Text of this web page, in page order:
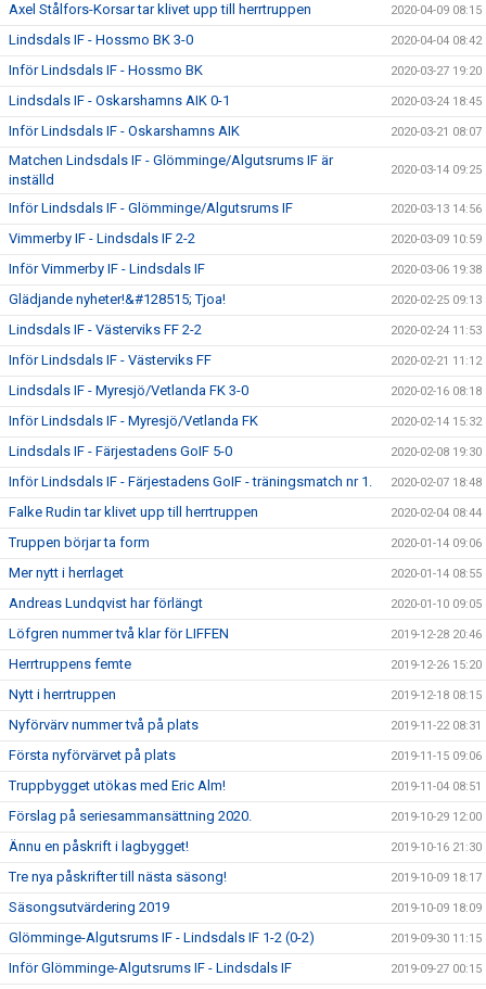
Axel Stålfors-Korsar tar klivet upp till herrtruppen 2020-04-09 08:15
Lindsdals IF - Hossmo BK 3-0 2020-04-04 08:42
Inför Lindsdals IF - Hossmo BK 2020-03-27 19:20
Lindsdals IF - Oskarshamns AIK 0-1 2020-03-24 18:45
Inför Lindsdals IF - Oskarshamns AIK 2020-03-21 08:07
Matchen Lindsdals IF - Glömminge/Algutsrums IF är
inställd
2020-03-14 09:25
Inför Lindsdals IF - Glömminge/Algutsrums IF 2020-03-13 14:56
Vimmerby IF - Lindsdals IF 2-2 2020-03-09 10:59
Inför Vimmerby IF - Lindsdals IF 2020-03-06 19:38
Glädjande nyheter!&#128515; Tjoa! 2020-02-25 09:13
Lindsdals IF - Västerviks FF 2-2 2020-02-24 11:53
Inför Lindsdals IF - Västerviks FF 2020-02-21 11:12
Lindsdals IF - Myresjö/Vetlanda FK 3-0 2020-02-16 08:18
Inför Lindsdals IF - Myresjö/Vetlanda FK 2020-02-14 15:32
Lindsdals IF - Färjestadens GoIF 5-0 2020-02-08 19:30
Inför Lindsdals IF - Färjestadens GoIF - träningsmatch nr 1. 2020-02-07 18:48
Falke Rudin tar klivet upp till herrtruppen 2020-02-04 08:44
Truppen börjar ta form 2020-01-14 09:06
Mer nytt i herrlaget 2020-01-14 08:55
Andreas Lundqvist har förlängt 2020-01-10 09:05
Löfgren nummer två klar för LIFFEN 2019-12-28 20:46
Herrtruppens femte 2019-12-26 15:20
Nytt i herrtruppen 2019-12-18 08:15
Nyförvärv nummer två på plats 2019-11-22 08:31
Första nyförvärvet på plats 2019-11-15 09:06
Truppbygget utökas med Eric Alm! 2019-11-04 08:51
Förslag på seriesammansättning 2020. 2019-10-29 12:00
Ännu en påskrift i lagbygget! 2019-10-16 21:30
Tre nya påskrifter till nästa säsong! 2019-10-09 18:17
Säsongsutvärdering 2019 2019-10-09 18:09
Glömminge-Algutsrums IF - Lindsdals IF 1-2 (0-2) 2019-09-30 11:15
Inför Glömminge-Algutsrums IF - Lindsdals IF 2019-09-27 00:15